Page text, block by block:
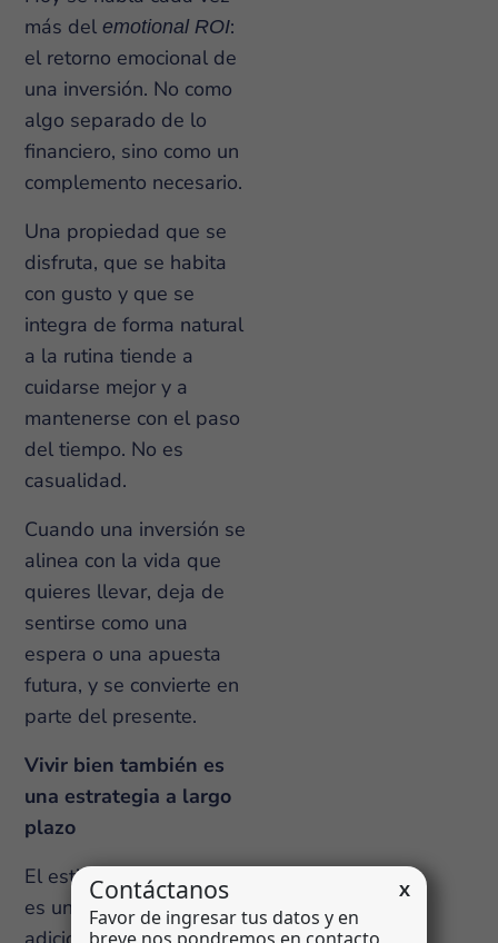
más delemotional ROI:
el retorno emocional de
una inversión. No como
algo separado de lo
financiero, sino como un
complemento necesario.
Una propiedad que se
disfruta, que se habita
con gusto y que se
integra de forma natural
a la rutina tiende a
cuidarse mejor y a
mantenerse con el paso
del tiempo. No es
casualidad.
Cuando una inversión se
alinea con la vida que
quieres llevar, deja de
sentirse como una
espera o una apuesta
futura, y se convierte en
parte del presente.
Vivir bien también es
una estrategia a largo
plazo
El estilo de vida ya no
es un beneficio